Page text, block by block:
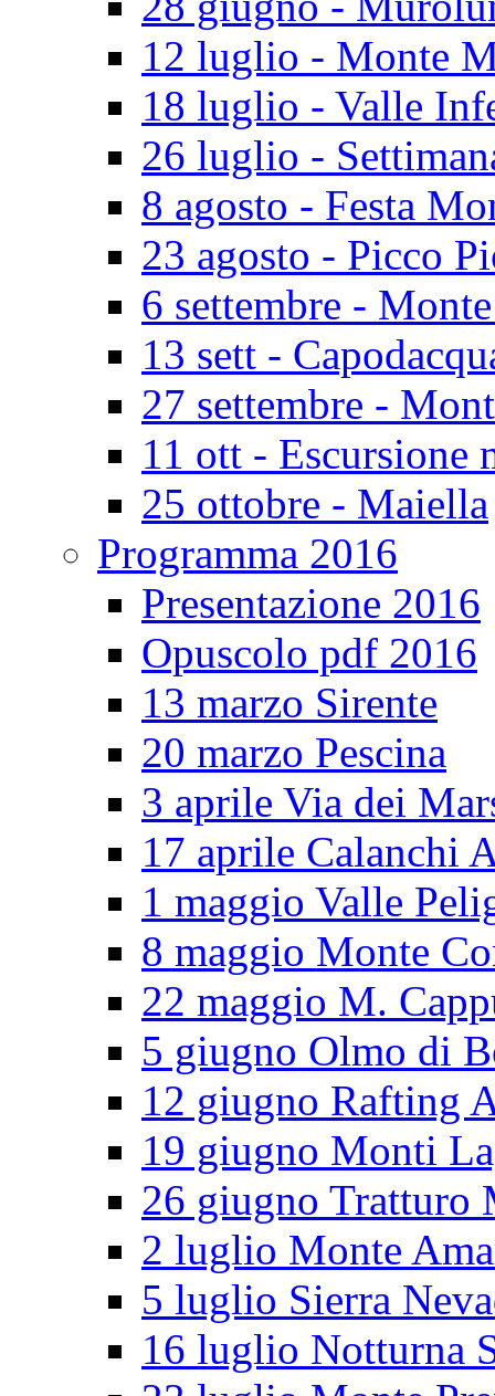
12 luglio - Monte
18 luglio - Valle
26 luglio -
8 agosto - Festa
23 agosto - Picco
6 settembre -
13 sett -
27 settembre -
11 ott - Escursione
25 ottobre - Maiella
Programma 2016
Presentazione 2016
Opuscolo pdf 2016
13 marzo Sirente
20 marzo Pescina
3 aprile Via dei
17 aprile Calanchi
1 maggio Valle
8 maggio Monte
22 maggio M.
5 giugno Olmo di
12 giugno Rafting
19 giugno Monti
26 giugno Tratturo
2 luglio Monte
5 luglio Sierra
16 luglio Notturna